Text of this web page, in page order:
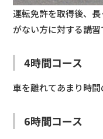
運転免許を取得後、
がない方に対する講習
4時間コース
車を離れてあまり時
6時間コース